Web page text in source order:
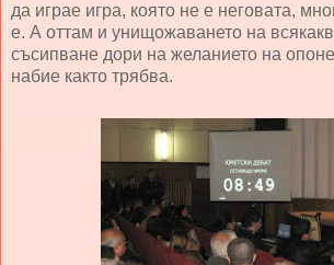
да играе игра, която не е неговата,
е. А оттам и унищожаването на
съсипване дори на желанието на
набие както трябва.